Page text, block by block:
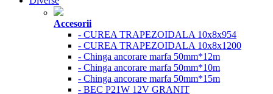
Accesorii
- CUREA TRAPEZOIDALA 10x8x954
- CUREA TRAPEZOIDALA 10x8x1200
- Chinga ancorare marfa 50mm*12m
- Chinga ancorare marfa 50mm*10m
- Chinga ancorare marfa 50mm*15m
- BEC P21W 12V GRANIT